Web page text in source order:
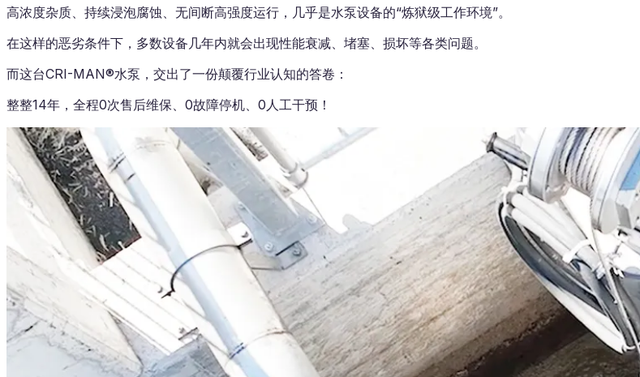
高浓度杂质、持续浸泡腐蚀、无间断高强度运行，几乎是水泵设备的“炼狱级工作环境”。
在这样的恶劣条件下，多数设备几年内就会出现性能衰减、堵塞、损坏等各类问题。
而这台CRI-MAN®水泵，交出了一份颠覆行业认知的答卷：
整整14年，全程0次售后维保、0故障停机、0人工干预！